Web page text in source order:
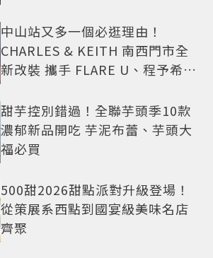
中山站又多一個必逛理由！
CHARLES & KEITH 南西門市全
新改裝 攜手 FLARE U、程予希演
甜芋控別錯過！全聯芋頭季10款
濃郁新品開吃 芋泥布蕾、芋頭大
福必買
500甜2026甜點派對升級登場！
從策展系西點到國宴級美味名店
齊聚